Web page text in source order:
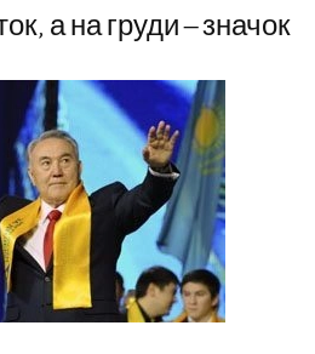
а на груди – значок